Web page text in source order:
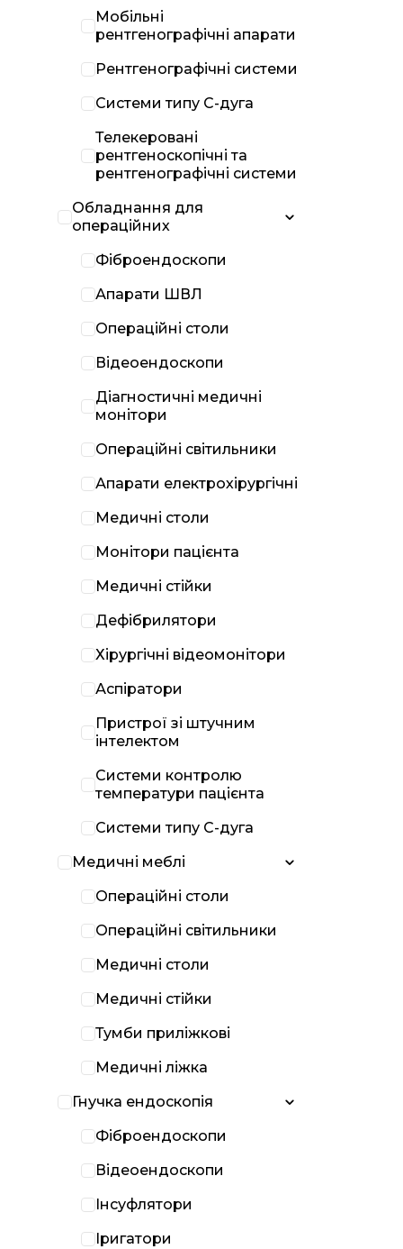
Мобільні
рентгенографічні апарати
Рентгенографічні системи
Системи типу С-дуга
Телекеровані
рентгеноскопічні та
рентгенографічні системи
Обладнання для
операційних
Фіброендоскопи
Апарати ШВЛ
Операційні столи
Відеоендоскопи
Діагностичні медичні
монітори
Операційні світильники
Апарати електрохірургічні
Медичні столи
Монітори пацієнта
Медичні стійки
Дефібрилятори
Хірургічні відеомонітори
Аспіратори
Пристрої зі штучним
інтелектом
Системи контролю
температури пацієнта
Системи типу С-дуга
Медичні меблі
Операційні столи
Операційні світильники
Медичні столи
Медичні стійки
Тумби приліжкові
Медичні ліжка
Гнучка ендоскопія
Фіброендоскопи
Відеоендоскопи
Інсуфлятори
Іригатори